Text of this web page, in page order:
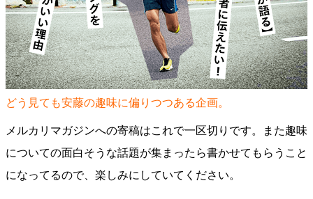
どう見ても安藤の趣味に偏りつつある企画。
メルカリマガジンへの寄稿はこれで一区切りです。また趣味
についての面白そうな話題が集まったら書かせてもらうこと
になってるので、楽しみにしていてください。